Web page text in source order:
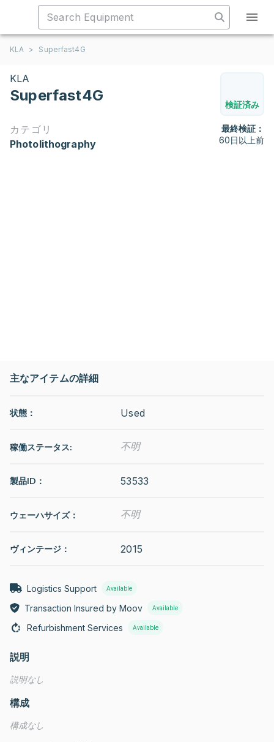
KLA > Superfast4G
KLA
Superfast4G
検証済み
カテゴリ
Photolithography
最終検証：
60日以上前
主なアイテムの詳細
状態： Used
稼働ステータス: 不明
製品ID： 53533
ウェーハサイズ： 不明
ヴィンテージ： 2015
Logistics Support Available
Transaction Insured by Moov Available
Refurbishment Services Available
説明
説明なし
構成
構成なし